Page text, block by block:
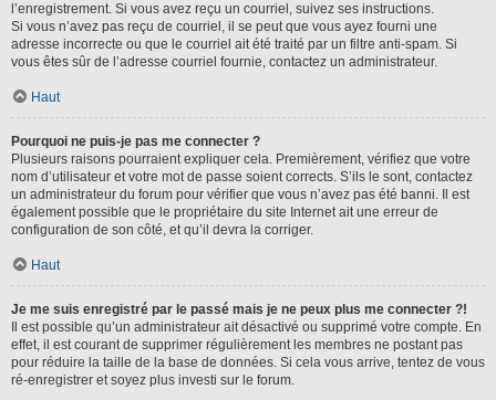
l’enregistrement. Si vous avez reçu un courriel, suivez ses instructions.
Si vous n’avez pas reçu de courriel, il se peut que vous ayez fourni une
adresse incorrecte ou que le courriel ait été traité par un filtre anti-spam. Si
vous êtes sûr de l’adresse courriel fournie, contactez un administrateur.
Haut
Pourquoi ne puis-je pas me connecter ?
Plusieurs raisons pourraient expliquer cela. Premièrement, vérifiez que votre
nom d’utilisateur et votre mot de passe soient corrects. S’ils le sont, contactez
un administrateur du forum pour vérifier que vous n’avez pas été banni. Il est
également possible que le propriétaire du site Internet ait une erreur de
configuration de son côté, et qu’il devra la corriger.
Haut
Je me suis enregistré par le passé mais je ne peux plus me connecter ?!
Il est possible qu’un administrateur ait désactivé ou supprimé votre compte. En
effet, il est courant de supprimer régulièrement les membres ne postant pas
pour réduire la taille de la base de données. Si cela vous arrive, tentez de vous
ré-enregistrer et soyez plus investi sur le forum.